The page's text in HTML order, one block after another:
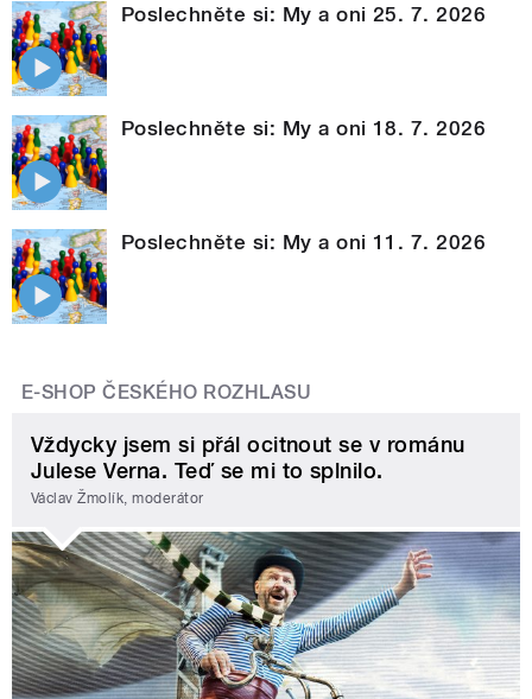
Poslechněte si: My a oni 25. 7. 2026
Poslechněte si: My a oni 18. 7. 2026
Poslechněte si: My a oni 11. 7. 2026
E-SHOP ČESKÉHO ROZHLASU
Vždycky jsem si přál ocitnout se v románu
Julese Verna. Teď se mi to splnilo.
Václav Žmolík, moderátor